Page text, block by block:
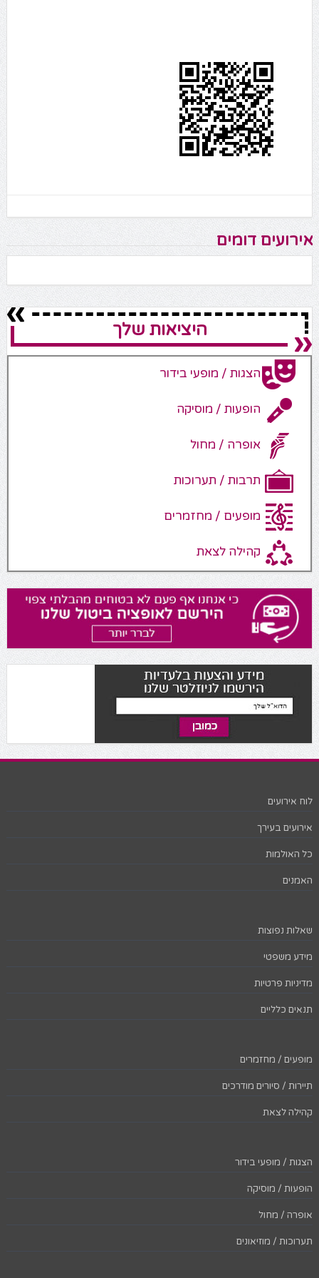
אירועים דומים
היציאות שלך
הצגות / מופעי בידור
הופעות / מוסיקה
אופרה / מחול
תרבות / תערוכות
מופעים / מחזמרים
קהילה לצאת
לוח אירועים
אירועים בעירך
כל האולמות
האמנים
שאלות נפוצות
מידע משפטי
מדיניות פרטיות
תנאים כלליים
מופעים / מחזמרים
תיירות / סיורים מודרכים
קהילה לצאת
הצגות / מופעי בידור
הופעות / מוסיקה
אופרה / מחול
תערוכות / מוזיאונים